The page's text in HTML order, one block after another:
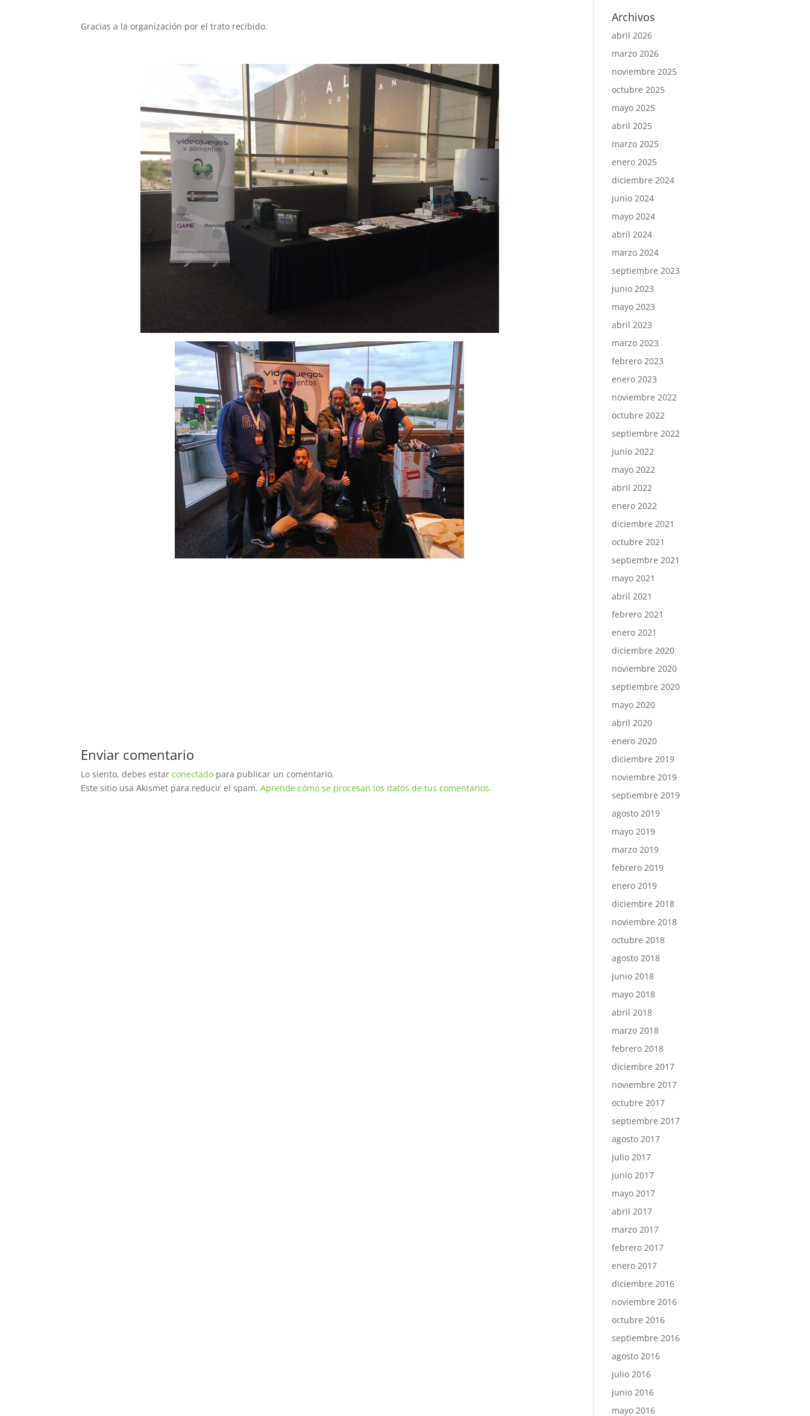
Gracias a la organización por el trato recibido.
Enviar comentario
Lo siento, debes estarconectado para publicar un comentario.
Este sitio usa Akismet para reducir el spam.Aprende cómo se procesan los datos de tus comentarios.
Archivos
abril 2026
marzo 2026
noviembre 2025
octubre 2025
mayo 2025
abril 2025
marzo 2025
enero 2025
diciembre 2024
junio 2024
mayo 2024
abril 2024
marzo 2024
septiembre 2023
junio 2023
mayo 2023
abril 2023
marzo 2023
febrero 2023
enero 2023
noviembre 2022
octubre 2022
septiembre 2022
junio 2022
mayo 2022
abril 2022
enero 2022
diciembre 2021
octubre 2021
septiembre 2021
mayo 2021
abril 2021
febrero 2021
enero 2021
diciembre 2020
noviembre 2020
septiembre 2020
mayo 2020
abril 2020
enero 2020
diciembre 2019
noviembre 2019
septiembre 2019
agosto 2019
mayo 2019
marzo 2019
febrero 2019
enero 2019
diciembre 2018
noviembre 2018
octubre 2018
agosto 2018
junio 2018
mayo 2018
abril 2018
marzo 2018
febrero 2018
diciembre 2017
noviembre 2017
octubre 2017
septiembre 2017
agosto 2017
julio 2017
junio 2017
mayo 2017
abril 2017
marzo 2017
febrero 2017
enero 2017
diciembre 2016
noviembre 2016
octubre 2016
septiembre 2016
agosto 2016
julio 2016
junio 2016
mayo 2016